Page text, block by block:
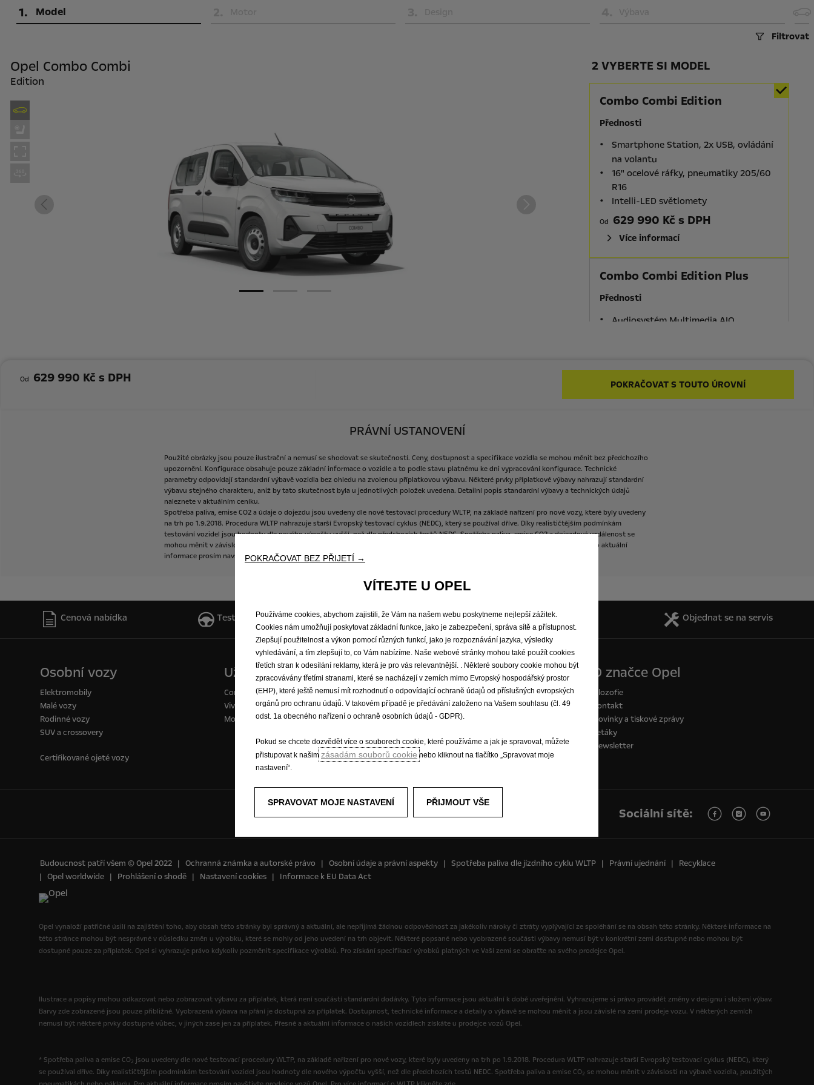
1. Model
Filtrovat
Opel Combo Combi
Edition
2 VYBERTE SI MODEL
Combo Combi Edition
Přednosti
Smartphone Station, 2x USB, ovládání
na volantu
16" ocelové ráfky, pneumatiky 205/60
R16
Intelli-LED světlomety
Od 629 990 Kč s DPH
Více informací
Combo Combi Edition Plus
Přednosti
Audiosystém Multimedia AIO
639 990 Kč s DPH
Více informací
Od 629 990 Kč s DPH POKRAČOVAT S TOUTO ÚROVNÍ
PRÁVNÍ USTANOVENÍ
Použité obrázky jsou pouze ilustrační a nemusí se shodovat se skutečností. Ceny, dostupnost a specifikace vozidla se mohou měnit bez předchozího
upozornění. Konfigurace obsahuje pouze základní informace o vozidle a to podle stavu platnému ke dni vypracování konfigurace. Technické
parametry odpovídají standardní výbavě vozidla bez ohledu na zvolenou příplatkovou výbavu. Některé prvky příplatkové výbavy nahrazují standardní
výbavu stejného charakteru, aniž by tato skutečnost byla u jednotlivých položek uvedena. Detailní popis standardní výbavy a technických údajů
naleznete v aktuálním ceníku.
Spotřeba paliva, emise CO2 a údaje o dojezdu jsou uvedeny dle nové testovací procedury WLTP, na základě nařízení pro nové vozy, které byly uvedeny
na trh po 1.9.2018. Procedura WLTP nahrazuje starší Evropský testovací cyklus (NEDC), který se používal dříve. Díky realističtějším podmínkám
testování vozidel jsou hodnoty dle nového výpočtu vyšší, než dle předchozích testů NEDC. Spotřeba paliva, emise CO2 a dojezdová vzdálenost se
mohou měnit v závislosti Pro aktuální
informace prosím navštivte prodejce vozů Opel.
Cenová nabídka Testovací jízda Skladové vozy Ceníky a katalogy Objednat se na servis
Osobní vozy
Elektromobily
Malé vozy
Rodinné vozy
SUV a crossovery
Certifikované ojeté vozy
Užitková vozidla
Combo Van
Vivaro Van
Movano
Objevte Opel
Infozábavní systémy
Udržitelný rozvoj
Opel Connect
Opel Experimental
O značce Opel
Filozofie
Kontakt
Novinky a tiskové zprávy
Letáky
Newsletter
Sociální sítě:
Budoucnost patří všem © Opel 2022 Ochranná známka a autorské právo Osobní údaje a právní aspekty Spotřeba paliva dle jízdního cyklu WLTP Právní ujednání
Recyklace
Opel worldwide
Prohlášení o shodě Nastavení cookies Informace k EU Data Act
Opel vynaloží patřičné úsilí na zajištění toho, aby obsah této stránky byl správný a aktuální, ale nepřijímá žádnou odpovědnost za jakékoliv nároky či ztráty vyplývající ze spoléhání se na obsah této stránky. Některé informace na
této stránce mohou být nesprávné v důsledku změn u výrobku, které se mohly od jeho uvedení na trh objevit. Některé popsané nebo vyobrazené součásti výbavy nemusí být v konkrétní zemi dostupné nebo mohou být
dostupné pouze za příplatek. Opel si vyhrazuje právo kdykoliv pozměnit specifikace výrobků. Pro získání specifikací výrobků platných ve Vaší zemi se obraťte na svého prodejce Opel.
Ilustrace a popisy mohou odkazovat nebo zobrazovat výbavu za příplatek, která není součástí standardní dodávky. Tyto informace jsou aktuální k době uveřejnění. Vyhrazujeme si právo provádět změny v designu i složení výbav.
Barvy zde zobrazené jsou pouze přibližné. Vyobrazená výbava na přání je dostupná za příplatek. Dostupnost, technické informace a detaily o výbavě se mohou měnit a jsou závislé na zemi prodeje vozu. V některých zemích
nemusí být některé prvky dostupné vůbec, v jiných zase jen za příplatek. Přesné a aktuální informace o našich vozidlech získáte u prodejce vozů Opel.
* Spotřeba paliva a emise CO2 jsou uvedeny dle nové testovací procedury WLTP, na základě nařízení pro nové vozy, které byly uvedeny na trh po 1.9.2018. Procedura WLTP nahrazuje starší Evropský testovací cyklus (NEDC), který
se používal dříve. Díky realističtějším podmínkám testování vozidel jsou hodnoty dle nového výpočtu vyšší, než dle předchozích testů NEDC. Spotřeba paliva a emise CO2 se mohou měnit v závislosti na výbavě vozidla, použitých
POKRAČOVAT BEZ PŘIJETÍ →
VÍTEJTE U OPEL
Používáme cookies, abychom zajistili, že Vám na našem webu poskytneme nejlepší zážitek.
Cookies nám umožňují poskytovat základní funkce, jako je zabezpečení, správa sítě a přístupnost.
Zlepšují použitelnost a výkon pomocí různých funkcí, jako je rozpoznávání jazyka, výsledky
vyhledávání, a tím zlepšují to, co Vám nabízíme. Naše webové stránky mohou také použít cookies
třetích stran k odesílání reklamy, která je pro vás relevantnější. . Některé soubory cookie mohou být
zpracovávány třetími stranami, které se nacházejí v zemích mimo Evropský hospodářský prostor
(EHP), které ještě nemusí mít rozhodnutí o odpovídající ochraně údajů od příslušných evropských
orgánů pro ochranu údajů. V takovém případě je předávání založeno na Vašem souhlasu (čl. 49
odst. 1a obecného nařízení o ochraně osobních údajů - GDPR).
Pokud se chcete dozvědět více o souborech cookie, které používáme a jak je spravovat, můžete
přistupovat k našim zásadám souborů cookie nebo kliknout na tlačítko „Spravovat moje
nastavení“.
SPRAVOVAT MOJE NASTAVENÍ PŘIJMOUT VŠE